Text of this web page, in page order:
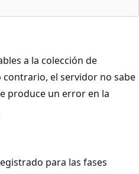
a la colección de
el servidor no sabe
produce un error en la
para las fases